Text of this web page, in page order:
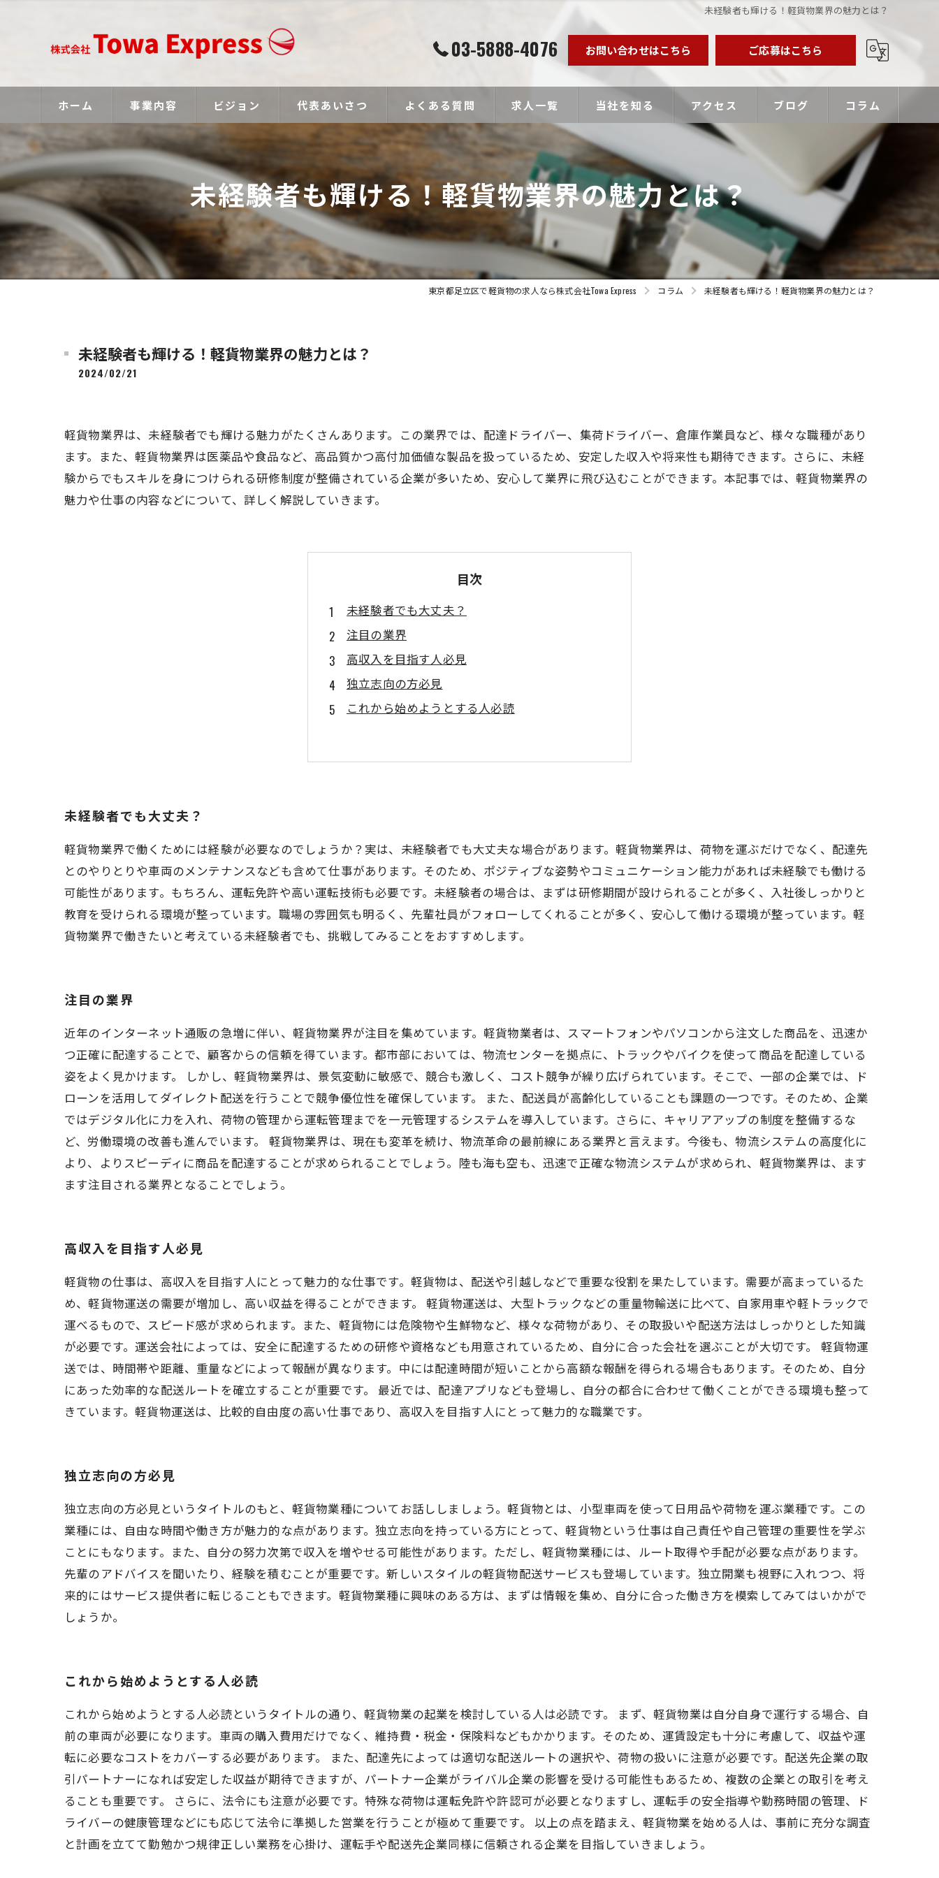
未経験者も輝ける！軽貨物業界の魅力とは？
03-5888-4076 お問い合わせはこちら ご応募はこちら
ホーム 事業内容 ビジョン 代表あいさつ よくある質問 求人一覧 当社を知る
個人事業主
ドライバー
未経験
経験者優遇
高収入
アクセス ブログ コラム
未経験者も輝ける！軽貨物業界の魅力とは？
東京都足立区で軽貨物の求人なら株式会社Towa Express コラム 未経験者も輝ける！軽貨物業界の魅力とは？
未経験者も輝ける！軽貨物業界の魅力とは？
2024/02/21
軽貨物業界は、未経験者でも輝ける魅力がたくさんあります。この業界では、配達ドライバー、集荷ドライバー、倉庫作業員など、様々な職種があり
ます。また、軽貨物業界は医薬品や食品など、高品質かつ高付加価値な製品を扱っているため、安定した収入や将来性も期待できます。さらに、未経
験からでもスキルを身につけられる研修制度が整備されている企業が多いため、安心して業界に飛び込むことができます。本記事では、軽貨物業界の
魅力や仕事の内容などについて、詳しく解説していきます。
目次
未経験者でも大丈夫？
注目の業界
高収入を目指す人必見
独立志向の方必見
これから始めようとする人必読
未経験者でも大丈夫？
軽貨物業界で働くためには経験が必要なのでしょうか？実は、未経験者でも大丈夫な場合があります。軽貨物業界は、荷物を運ぶだけでなく、配達先
とのやりとりや車両のメンテナンスなども含めて仕事があります。そのため、ポジティブな姿勢やコミュニケーション能力があれば未経験でも働ける
可能性があります。もちろん、運転免許や高い運転技術も必要です。未経験者の場合は、まずは研修期間が設けられることが多く、入社後しっかりと
教育を受けられる環境が整っています。職場の雰囲気も明るく、先輩社員がフォローしてくれることが多く、安心して働ける環境が整っています。軽
貨物業界で働きたいと考えている未経験者でも、挑戦してみることをおすすめします。
注目の業界
近年のインターネット通販の急増に伴い、軽貨物業界が注目を集めています。軽貨物業者は、スマートフォンやパソコンから注文した商品を、迅速か
つ正確に配達することで、顧客からの信頼を得ています。都市部においては、物流センターを拠点に、トラックやバイクを使って商品を配達している
姿をよく見かけます。 しかし、軽貨物業界は、景気変動に敏感で、競合も激しく、コスト競争が繰り広げられています。そこで、一部の企業では、ド
ローンを活用してダイレクト配送を行うことで競争優位性を確保しています。 また、配送員が高齢化していることも課題の一つです。そのため、企業
ではデジタル化に力を入れ、荷物の管理から運転管理までを一元管理するシステムを導入しています。さらに、キャリアアップの制度を整備するな
ど、労働環境の改善も進んでいます。 軽貨物業界は、現在も変革を続け、物流革命の最前線にある業界と言えます。今後も、物流システムの高度化に
より、よりスピーディに商品を配達することが求められることでしょう。陸も海も空も、迅速で正確な物流システムが求められ、軽貨物業界は、ます
ます注目される業界となることでしょう。
高収入を目指す人必見
軽貨物の仕事は、高収入を目指す人にとって魅力的な仕事です。軽貨物は、配送や引越しなどで重要な役割を果たしています。需要が高まっているた
め、軽貨物運送の需要が増加し、高い収益を得ることができます。 軽貨物運送は、大型トラックなどの重量物輸送に比べて、自家用車や軽トラックで
運べるもので、スピード感が求められます。また、軽貨物には危険物や生鮮物など、様々な荷物があり、その取扱いや配送方法はしっかりとした知識
が必要です。運送会社によっては、安全に配達するための研修や資格なども用意されているため、自分に合った会社を選ぶことが大切です。 軽貨物運
送では、時間帯や距離、重量などによって報酬が異なります。中には配達時間が短いことから高額な報酬を得られる場合もあります。そのため、自分
にあった効率的な配送ルートを確立することが重要です。 最近では、配達アプリなども登場し、自分の都合に合わせて働くことができる環境も整って
きています。軽貨物運送は、比較的自由度の高い仕事であり、高収入を目指す人にとって魅力的な職業です。
独立志向の方必見
独立志向の方必見というタイトルのもと、軽貨物業種についてお話ししましょう。軽貨物とは、小型車両を使って日用品や荷物を運ぶ業種です。この
業種には、自由な時間や働き方が魅力的な点があります。独立志向を持っている方にとって、軽貨物という仕事は自己責任や自己管理の重要性を学ぶ
ことにもなります。また、自分の努力次第で収入を増やせる可能性があります。ただし、軽貨物業種には、ルート取得や手配が必要な点があります。
先輩のアドバイスを聞いたり、経験を積むことが重要です。新しいスタイルの軽貨物配送サービスも登場しています。独立開業も視野に入れつつ、将
来的にはサービス提供者に転じることもできます。軽貨物業種に興味のある方は、まずは情報を集め、自分に合った働き方を模索してみてはいかがで
しょうか。
これから始めようとする人必読
これから始めようとする人必読というタイトルの通り、軽貨物業の起業を検討している人は必読です。 まず、軽貨物業は自分自身で運行する場合、自
前の車両が必要になります。車両の購入費用だけでなく、維持費・税金・保険料などもかかります。そのため、運賃設定も十分に考慮して、収益や運
転に必要なコストをカバーする必要があります。 また、配達先によっては適切な配送ルートの選択や、荷物の扱いに注意が必要です。配送先企業の取
引パートナーになれば安定した収益が期待できますが、パートナー企業がライバル企業の影響を受ける可能性もあるため、複数の企業との取引を考え
ることも重要です。 さらに、法令にも注意が必要です。特殊な荷物は運転免許や許認可が必要となりますし、運転手の安全指導や勤務時間の管理、ド
ライバーの健康管理などにも応じて法令に準拠した営業を行うことが極めて重要です。 以上の点を踏まえ、軽貨物業を始める人は、事前に充分な調査
と計画を立てて勤勉かつ規律正しい業務を心掛け、運転手や配送先企業同様に信頼される企業を目指していきましょう。